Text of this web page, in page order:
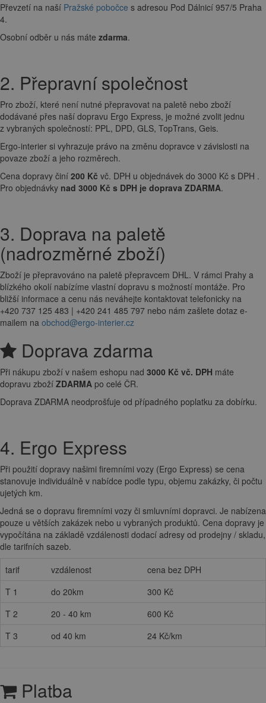
Převzetí na naší Pražské pobočce s adresou Pod Dálnicí 957/5 Praha
4.
Osobní odběr u nás máte zdarma.
2. Přepravní společnost
Pro zboží, které není nutné přepravovat na paletě nebo zboží
dodávané přes naší dopravu Ergo Express, je možné zvolit jednu
z vybraných společností: PPL, DPD, GLS, TopTrans, Geis.
Ergo-interier si vyhrazuje právo na změnu dopravce v závislosti na
povaze zboží a jeho rozměrech.
Cena dopravy činí 200 Kč vč. DPH u objednávek do 3000 Kč s DPH .
Pro objednávky nad 3000 Kč s DPH je doprava ZDARMA.
3. Doprava na paletě
(nadrozměrné zboží)
Zboží je přepravováno na paletě přepravcem DHL. V rámci Prahy a
blízkého okolí nabízíme vlastní dopravu s možností montáže. Pro
bližší informace a cenu nás neváhejte kontaktovat telefonicky na
+420 737 125 483 | +420 241 485 797 nebo nám zašlete dotaz e-
mailem na obchod@ergo-interier.cz
Doprava zdarma
Při nákupu zboží v našem eshopu nad 3000 Kč vč. DPH máte
dopravu zboží ZDARMA po celé ČR.
Doprava ZDARMA neodprošťuje od případného poplatku za dobírku.
4. Ergo Express
Při použití dopravy našimi firemními vozy (Ergo Express) se cena
stanovuje individuálně v nabídce podle typu, objemu zakázky, či počtu
ujetých km.
Jedná se o dopravu firemními vozy či smluvními dopravci. Je nabízena
pouze u větších zakázek nebo u vybraných produktů. Cena dopravy je
vypočítána na základě vzdálenosti dodací adresy od prodejny / skladu,
dle tarifních sazeb.
tarif
vzdálenost
cena bez DPH
T 1
do 20km
300 Kč
T 2
20 - 40 km
600 Kč
T 3
od 40 km 24 Kč/km
Platba